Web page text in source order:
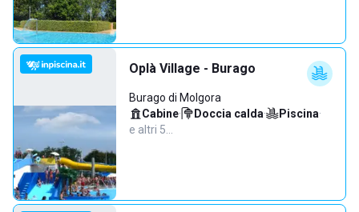
Oplà Village - Burago
Burago di Molgora
Cabine· Doccia calda· Piscina·
e altri 5…